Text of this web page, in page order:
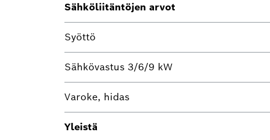
Sähköliitäntöjen arvot
Syöttö
Sähkövastus 3/6/9 kW
Varoke, hidas
Yleistä